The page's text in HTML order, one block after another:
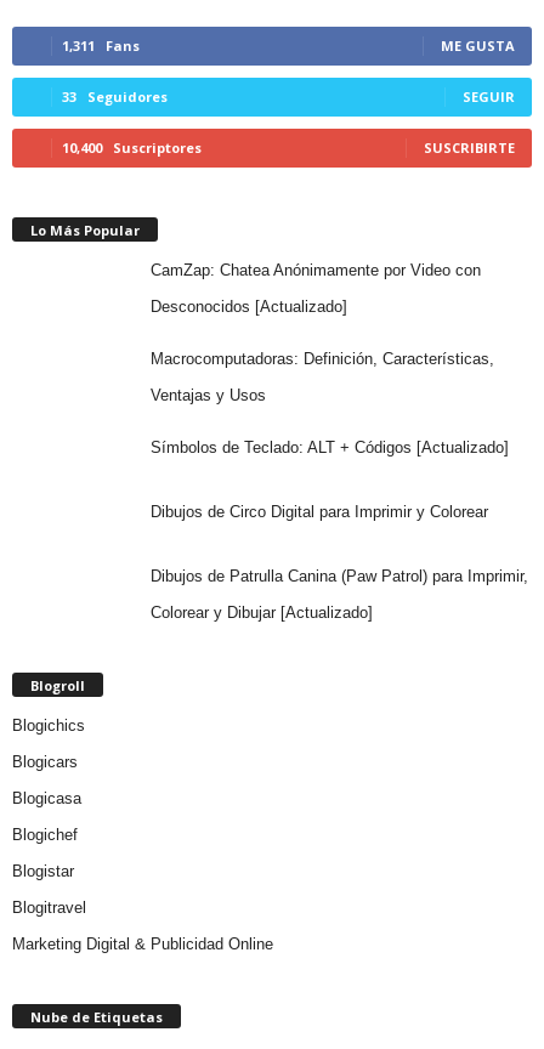
1,311 Fans ME GUSTA
33 Seguidores SEGUIR
10,400 Suscriptores SUSCRIBIRTE
Lo Más Popular
CamZap: Chatea Anónimamente por Video con
Desconocidos [Actualizado]
Macrocomputadoras: Definición, Características,
Ventajas y Usos
Símbolos de Teclado: ALT + Códigos [Actualizado]
Dibujos de Circo Digital para Imprimir y Colorear
Dibujos de Patrulla Canina (Paw Patrol) para Imprimir,
Colorear y Dibujar [Actualizado]
Blogroll
Blogichics
Blogicars
Blogicasa
Blogichef
Blogistar
Blogitravel
Marketing Digital & Publicidad Online
Nube de Etiquetas